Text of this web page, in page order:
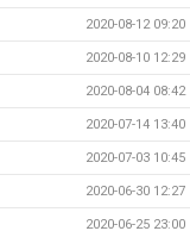
2020-08-12 09:20
2020-08-10 12:29
2020-08-04 08:42
2020-07-14 13:40
2020-07-03 10:45
2020-06-30 12:27
2020-06-25 23:00